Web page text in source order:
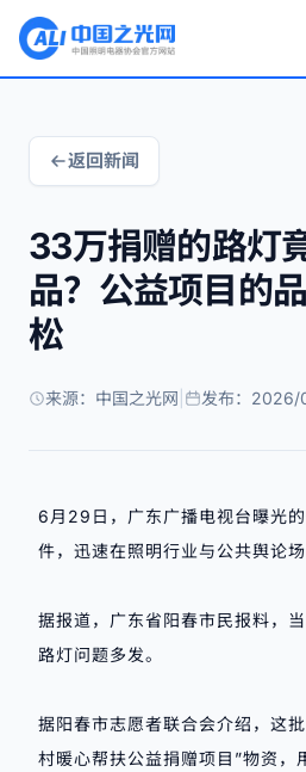
返回新闻
33万捐赠的路灯
品？公益项目的
松
来源：中国之光网 发布：2026/
6月29日，广东广播电视台曝光
件，迅速在照明行业与公共舆论场
据报道，广东省阳春市民报料，
路灯问题多发。
据阳春市志愿者联合会介绍，这
村暖心帮扶公益捐赠项目”物资，